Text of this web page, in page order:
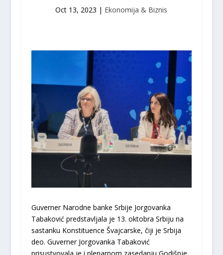
Oct 13, 2023 | Ekonomija & Biznis
Guverner Narodne banke Srbije Jorgovanka
Tabaković predstavljala je 13. oktobra Srbiju na
sastanku Konstituence Švajcarske, čiji je Srbija
deo. Guverner Jorgovanka Tabaković